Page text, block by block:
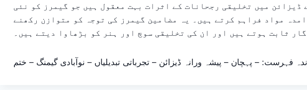
ڈیزائن میں تخلیقی رجحانات کے اثرات بہت معقول ہیں جو گیمرز کو نئی
مواد فراہم کرتے ہیں۔ یہ مضامین گیمرز کی توجہ کو متوازن رکھنے
ثابت ہوتے ہیں اور ان کی تخلیقی سوچ اور ہنر کو بڑھاوا دیتے ہیں۔
فہرست: – پہچان – پیشہ ورانہ ڈیزائن – تجرباتی تبدیلیاں – نوآبادی گیمنگ – ختم